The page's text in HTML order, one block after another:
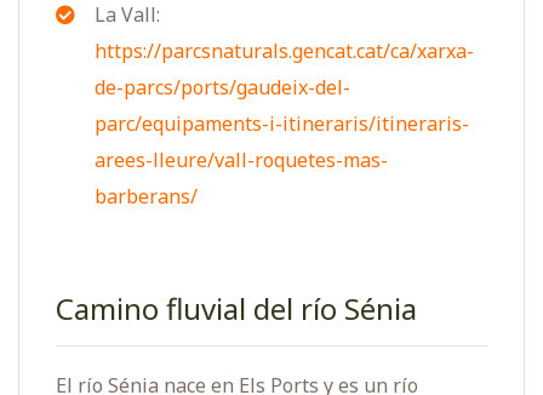
La Vall:
https://parcsnaturals.gencat.cat/ca/xarxa-
de-parcs/ports/gaudeix-del-
parc/equipaments-i-itineraris/itineraris-
arees-lleure/vall-roquetes-mas-
barberans/
Camino fluvial del río Sénia
El río Sénia nace en Els Ports y es un río